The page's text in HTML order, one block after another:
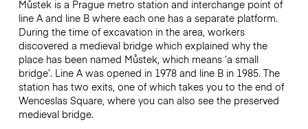
Můstek is a Prague metro station and interchange point of
line A and line B where each one has a separate platform.
During the time of excavation in the area, workers
discovered a medieval bridge which explained why the
place has been named Můstek, which means ‘a small
bridge’. Line A was opened in 1978 and line B in 1985. The
station has two exits, one of which takes you to the end of
Wenceslas Square, where you can also see the preserved
medieval bridge.